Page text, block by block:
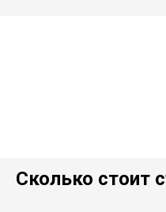
Сколько стоит